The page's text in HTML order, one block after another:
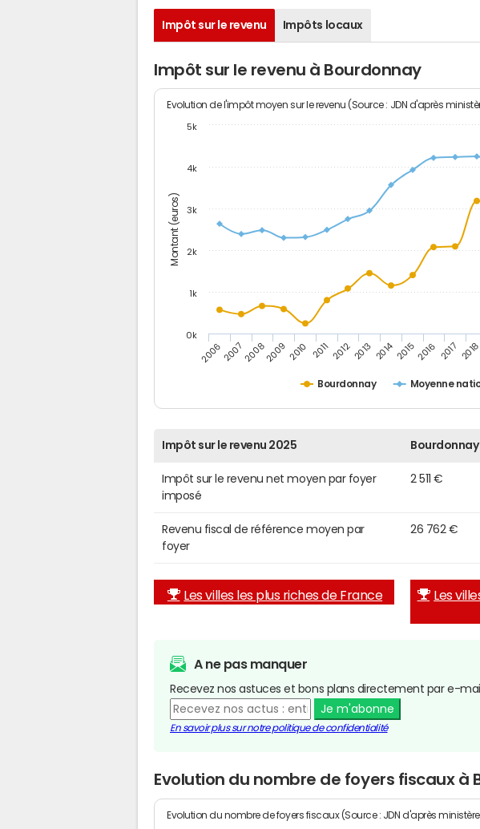
Impôt sur le revenu Impôts locaux
Impôt sur le revenu à Bourdonnay
Montant (euros)
Evolution de l'impôt moyen sur le revenu (Source : JDN d'après
Bourdonnay Moyenne
20062007200820092010 2011 20122013 201420152016 2017 2018
0k
1k
2k
3k
4k
5k
Impôt sur le revenu 2025 Bourdonnay
Impôt sur le revenu net moyen par foyer
imposé
2 511 €
Revenu fiscal de référence moyen par
foyer
26 762 €
Les villes les plus riches de France
Les
A ne pas manquer
Recevez nos astuces et bons plans directement par e-
Je m'abonne
En savoir plus sur notre politique de confidentialité
Evolution du nombre de foyers fiscaux à
Evolution du nombre de foyers fiscaux (Source : JDN d'après